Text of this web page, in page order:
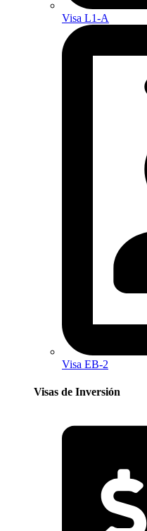
Visa L1-A
Visa EB-2
Visas de Inversión​